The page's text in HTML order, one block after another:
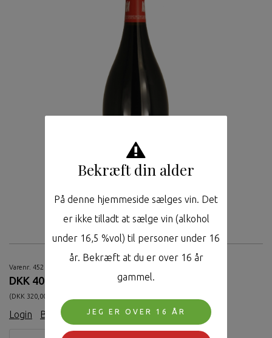
Bekræft din alder
På denne hjemmeside sælges vin. Det
er ikke tilladt at sælge vin (alkohol
under 16,5 %vol) til personer under 16
år. Bekræft at du er over 16 år
gammel.
JEG ER OVER 16 ÅR
Varenr. 452
DKK 400,00
(DKK 320,00 ekskl. moms.)
Login Bliv medlem